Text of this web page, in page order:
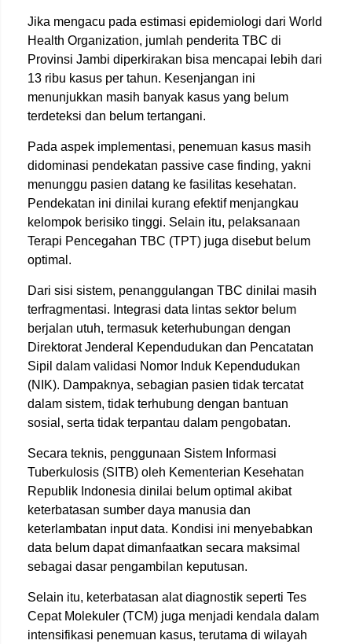
Jika mengacu pada estimasi epidemiologi dari World
Health Organization, jumlah penderita TBC di
Provinsi Jambi diperkirakan bisa mencapai lebih dari
13 ribu kasus per tahun. Kesenjangan ini
menunjukkan masih banyak kasus yang belum
terdeteksi dan belum tertangani.
Pada aspek implementasi, penemuan kasus masih
didominasi pendekatan passive case finding, yakni
menunggu pasien datang ke fasilitas kesehatan.
Pendekatan ini dinilai kurang efektif menjangkau
kelompok berisiko tinggi. Selain itu, pelaksanaan
Terapi Pencegahan TBC (TPT) juga disebut belum
optimal.
Dari sisi sistem, penanggulangan TBC dinilai masih
terfragmentasi. Integrasi data lintas sektor belum
berjalan utuh, termasuk keterhubungan dengan
Direktorat Jenderal Kependudukan dan Pencatatan
Sipil dalam validasi Nomor Induk Kependudukan
(NIK). Dampaknya, sebagian pasien tidak tercatat
dalam sistem, tidak terhubung dengan bantuan
sosial, serta tidak terpantau dalam pengobatan.
Secara teknis, penggunaan Sistem Informasi
Tuberkulosis (SITB) oleh Kementerian Kesehatan
Republik Indonesia dinilai belum optimal akibat
keterbatasan sumber daya manusia dan
keterlambatan input data. Kondisi ini menyebabkan
data belum dapat dimanfaatkan secara maksimal
sebagai dasar pengambilan keputusan.
Selain itu, keterbatasan alat diagnostik seperti Tes
Cepat Molekuler (TCM) juga menjadi kendala dalam
intensifikasi penemuan kasus, terutama di wilayah